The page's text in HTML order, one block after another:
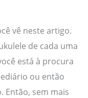
vê neste artigo.
de cada uma
está à procura
ou então
Então, sem mais